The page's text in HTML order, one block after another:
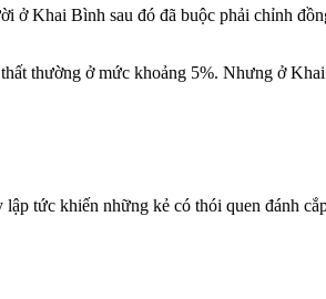
ở Khai Bình sau đó đã buộc phải chỉnh
thường ở mức khoảng 5%. Nhưng ở
tức khiến những kẻ có thói quen đánh